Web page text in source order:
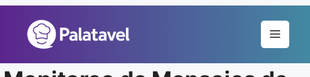
conteúdo
Menu